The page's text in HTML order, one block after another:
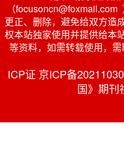
（
更正、删除，避免给双方造
权本站独家使用并提供给本
等资料，如需转载使用，需
ICP证 京ICP备
国》期刊